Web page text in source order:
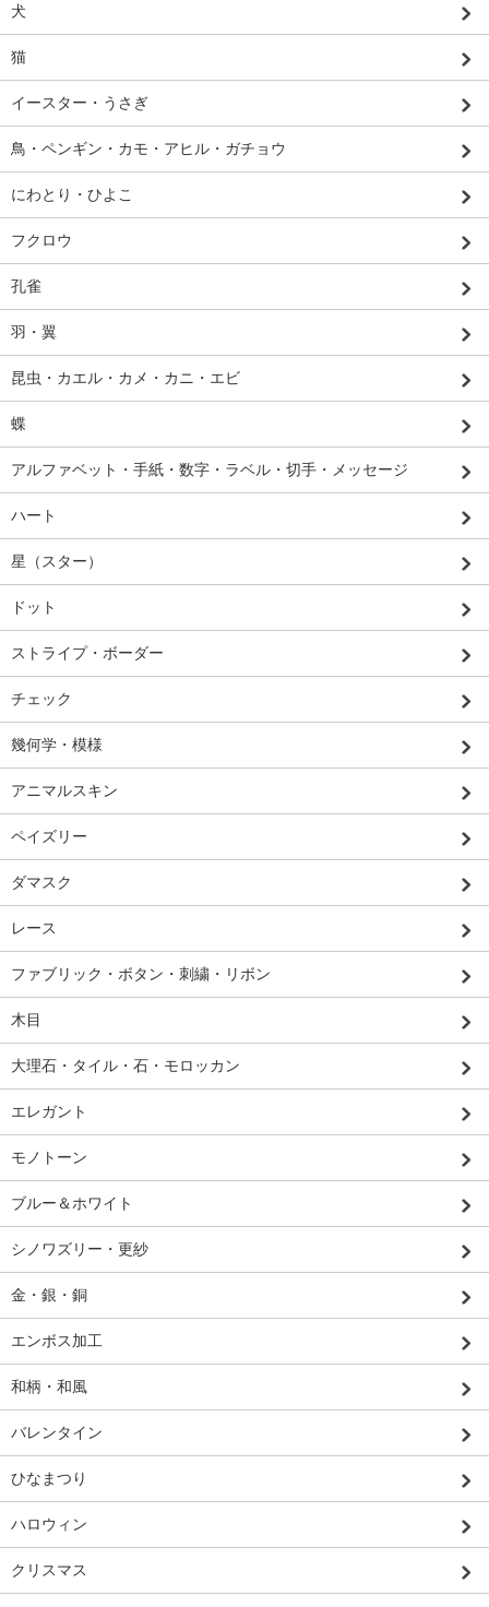
犬
猫
イースター・うさぎ
鳥・ペンギン・カモ・アヒル・ガチョウ
にわとり・ひよこ
フクロウ
孔雀
羽・翼
昆虫・カエル・カメ・カニ・エビ
蝶
アルファベット・手紙・数字・ラベル・切手・メッセージ
ハート
星（スター）
ドット
ストライプ・ボーダー
チェック
幾何学・模様
アニマルスキン
ペイズリー
ダマスク
レース
ファブリック・ボタン・刺繍・リボン
木目
大理石・タイル・石・モロッカン
エレガント
モノトーン
ブルー＆ホワイト
シノワズリー・更紗
金・銀・銅
エンボス加工
和柄・和風
バレンタイン
ひなまつり
ハロウィン
クリスマス